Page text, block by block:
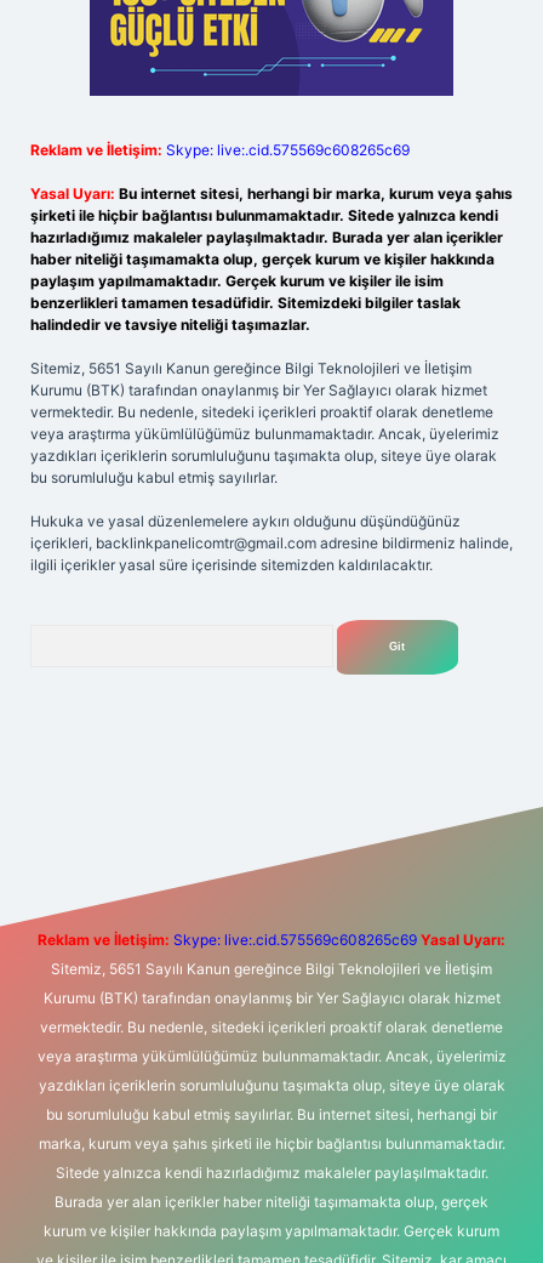
Reklam ve İletişim: Skype: live:.cid.575569c608265c69
Yasal Uyarı: Bu internet sitesi, herhangi bir marka, kurum veya şahıs
şirketi ile hiçbir bağlantısı bulunmamaktadır. Sitede yalnızca kendi
hazırladığımız makaleler paylaşılmaktadır. Burada yer alan içerikler
haber niteliği taşımamakta olup, gerçek kurum ve kişiler hakkında
paylaşım yapılmamaktadır. Gerçek kurum ve kişiler ile isim
benzerlikleri tamamen tesadüfidir. Sitemizdeki bilgiler taslak
halindedir ve tavsiye niteliği taşımazlar.
Sitemiz, 5651 Sayılı Kanun gereğince Bilgi Teknolojileri ve İletişim
Kurumu (BTK) tarafından onaylanmış bir Yer Sağlayıcı olarak hizmet
vermektedir. Bu nedenle, sitedeki içerikleri proaktif olarak denetleme
veya araştırma yükümlülüğümüz bulunmamaktadır. Ancak, üyelerimiz
yazdıkları içeriklerin sorumluluğunu taşımakta olup, siteye üye olarak
bu sorumluluğu kabul etmiş sayılırlar.
Hukuka ve yasal düzenlemelere aykırı olduğunu düşündüğünüz
içerikleri, backlinkpanelicomtr@gmail.com adresine bildirmeniz halinde,
ilgili içerikler yasal süre içerisinde sitemizden kaldırılacaktır.
Reklam ve İletişim: Skype: live:.cid.575569c608265c69 Yasal Uyarı:
Sitemiz, 5651 Sayılı Kanun gereğince Bilgi Teknolojileri ve İletişim
Kurumu (BTK) tarafından onaylanmış bir Yer Sağlayıcı olarak hizmet
vermektedir. Bu nedenle, sitedeki içerikleri proaktif olarak denetleme
veya araştırma yükümlülüğümüz bulunmamaktadır. Ancak, üyelerimiz
yazdıkları içeriklerin sorumluluğunu taşımakta olup, siteye üye olarak
bu sorumluluğu kabul etmiş sayılırlar. Bu internet sitesi, herhangi bir
marka, kurum veya şahıs şirketi ile hiçbir bağlantısı bulunmamaktadır.
Sitede yalnızca kendi hazırladığımız makaleler paylaşılmaktadır.
Burada yer alan içerikler haber niteliği taşımamakta olup, gerçek
kurum ve kişiler hakkında paylaşım yapılmamaktadır. Gerçek kurum